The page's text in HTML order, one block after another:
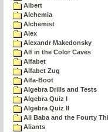
Albert
Alchemia
Alchemist
Alex
Alexandr Makedonsky
Alf in the Color Caves
Alfabet
Alfabet Zug
Alfa-Boot
Algebra Drills and Tests
Algebra Quiz I
Algebra Quiz II
Ali Baba and the Fourty
Aliants